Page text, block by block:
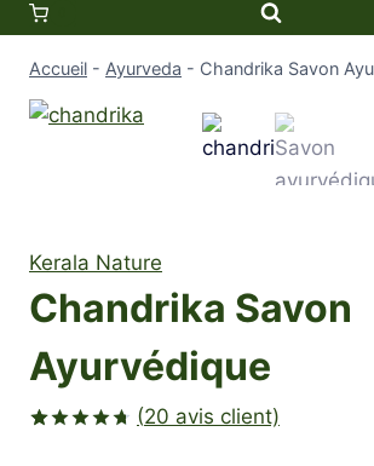
Accueil - Ayurveda - Chandrika Savon
Kerala Nature
Chandrika Savon
Ayurvédique
(20 avis client)